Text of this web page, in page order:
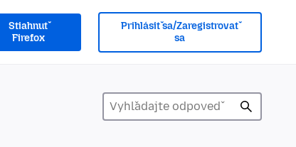
Stiahnuť
Firefox
Prihlásiť sa/Zaregistrovať
sa